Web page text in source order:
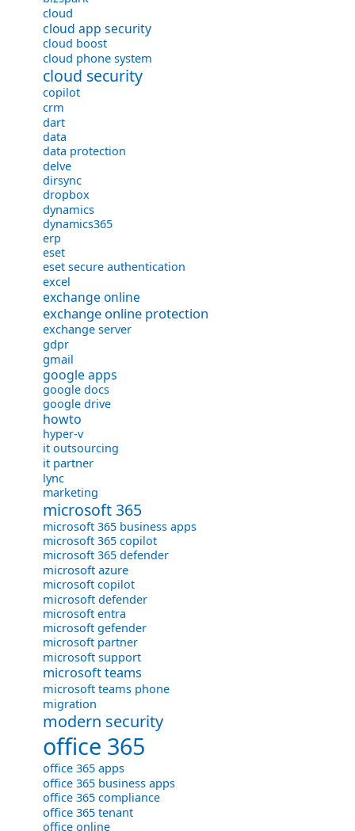
cloud
cloud app security
cloud boost
cloud phone system
cloud security
copilot
crm
dart
data
data protection
delve
dirsync
dropbox
dynamics
dynamics365
erp
eset
eset secure authentication
excel
exchange online
exchange online protection
exchange server
gdpr
gmail
google apps
google docs
google drive
howto
hyper-v
it outsourcing
it partner
lync
marketing
microsoft 365
microsoft 365 business apps
microsoft 365 copilot
microsoft 365 defender
microsoft azure
microsoft copilot
microsoft defender
microsoft entra
microsoft gefender
microsoft partner
microsoft support
microsoft teams
microsoft teams phone
migration
modern security
office 365
office 365 apps
office 365 business apps
office 365 compliance
office 365 tenant
office online